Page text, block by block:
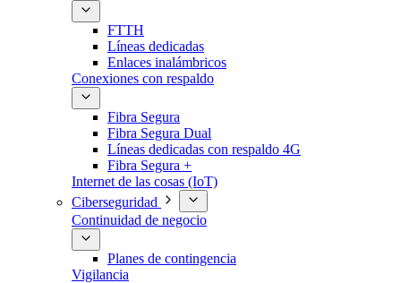
FTTH
Líneas dedicadas
Enlaces inalámbricos
Conexiones con respaldo
Fibra Segura
Fibra Segura Dual
Líneas dedicadas con respaldo 4G
Fibra Segura +
Internet de las cosas (IoT)
Ciberseguridad
Continuidad de negocio
Planes de contingencia
Vigilancia